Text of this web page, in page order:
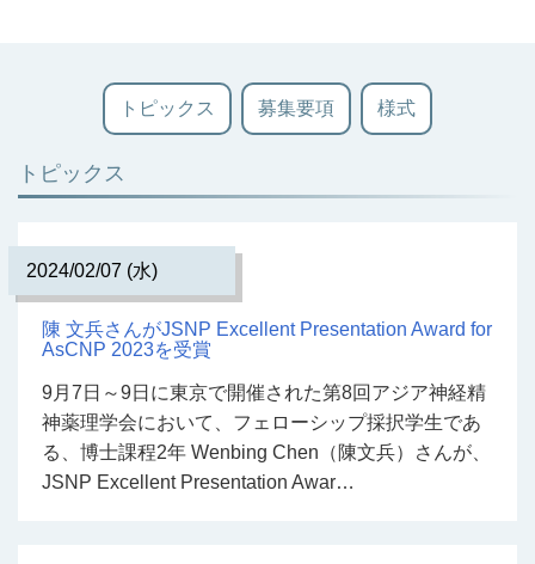
トピックス 募集要項 様式
トピックス
2024/02/07 (水)
陳 文兵さんがJSNP Excellent Presentation Award for
AsCNP 2023を受賞
9月7日～9日に東京で開催された第8回アジア神経精
神薬理学会において、フェローシップ採択学生であ
る、博士課程2年 Wenbing Chen（陳文兵）さんが、
JSNP Excellent Presentation Awar…